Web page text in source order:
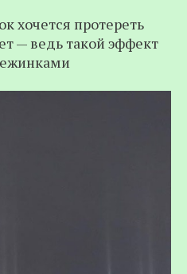
хочется протереть
— ведь такой эффект